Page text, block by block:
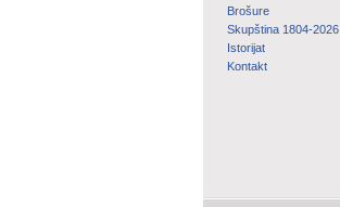
Brošure
Skupština 1804-2026.
Istorijat
Kontakt